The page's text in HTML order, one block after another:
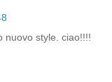
nuovo style. ciao!!!!